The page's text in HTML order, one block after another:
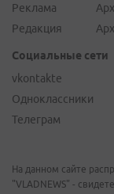
Реклама
Редакция
Социальные сети
vkontakte
Одноклассники
Телеграм
На данном сайте
"VLADNEWS" -